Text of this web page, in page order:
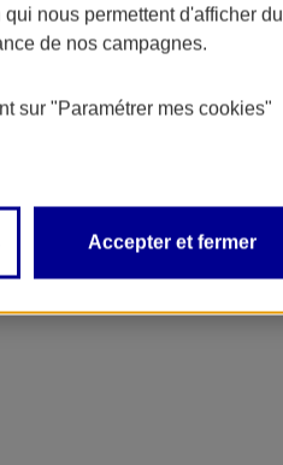
nous permettent d'afficher du
de nos campagnes.
sur "Paramétrer mes cookies"
Accepter et fermer